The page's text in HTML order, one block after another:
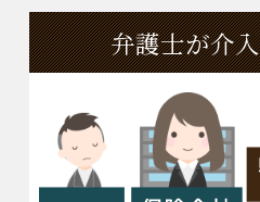
弁護士が介